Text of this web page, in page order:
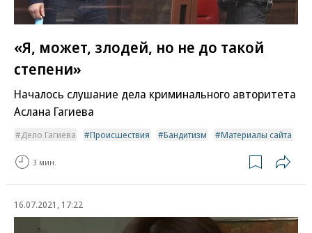
«Я, может, злодей, но не до такой
степени»
Началось слушание дела криминального авторитета
Аслана Гагиева
Дело Гагиева Происшествия Бандитизм Материалы сайта
3 мин.
16.07.2021, 17:22